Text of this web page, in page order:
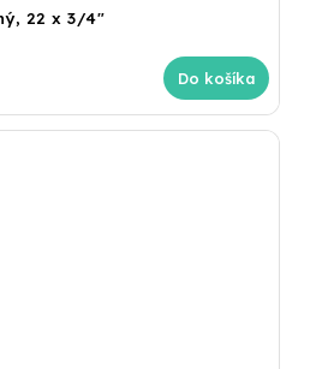
22 x 3/4"
Do košíka